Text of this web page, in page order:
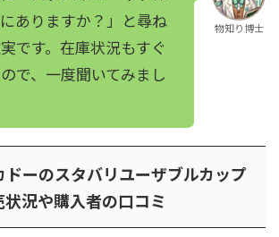
ありますか？」と尋ね
です。在庫状況もすぐ
で、一度聞いてみまし
物知り博士
ドーのスタバリユーザブルカップ
況や購入者の口コミ